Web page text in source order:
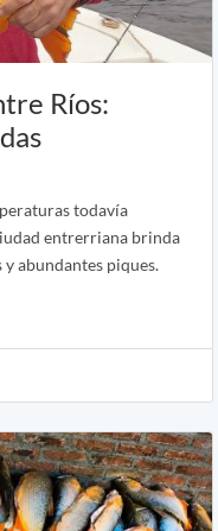
Ríos:
todavía
entrerriana brinda
abundantes piques.